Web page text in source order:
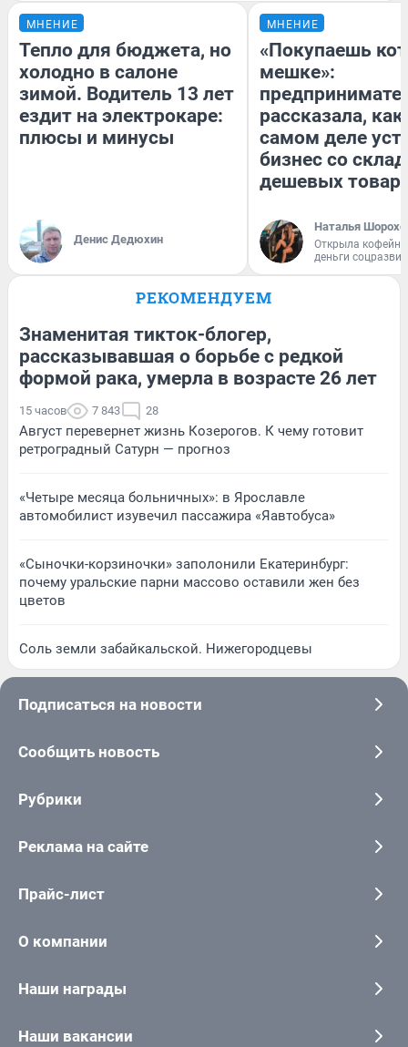
МНЕНИЕ
Тепло для бюджета, но
холодно в салоне
зимой. Водитель 13 лет
ездит на электрокаре:
плюсы и минусы
Денис Дедюхин
МНЕНИЕ
«Покупаешь
мешке»:
рассказала, как
самом деле
бизнес со
дешевых
Наталья
Открыла
деньги
РЕКОМЕНДУЕМ
Знаменитая тикток-блогер,
рассказывавшая о борьбе с редкой
формой рака, умерла в возрасте 26 лет
15 часов 7 843 28
Август перевернет жизнь Козерогов. К чему готовит
ретроградный Сатурн — прогноз
«Четыре месяца больничных»: в Ярославле
автомобилист изувечил пассажира «Яавтобуса»
«Сыночки-корзиночки» заполонили Екатеринбург:
почему уральские парни массово оставили жен без
цветов
Соль земли забайкальской. Нижегородцевы
Подписаться на новости
Сообщить новость
Рубрики
Реклама на сайте
Прайс-лист
О компании
Наши награды
Наши вакансии